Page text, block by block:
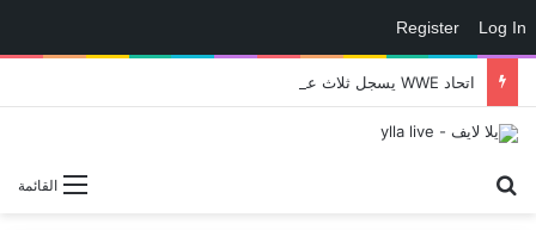
Log In
Register
القائمة